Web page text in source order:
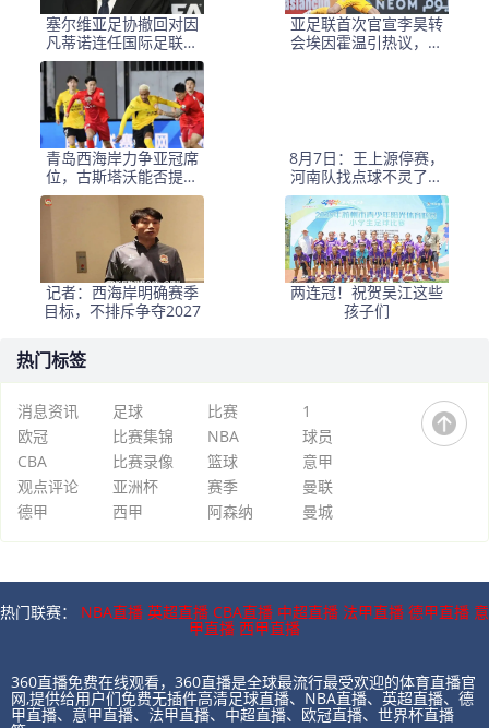
塞尔维亚足协撤回对因
凡蒂诺连任国际足联主
席的支持
亚足联首次官宣李昊转
会埃因霍温引热议，球
青岛西海岸力争亚冠席
位，古斯塔沃能否提升
表现？
8月7日：王上源停赛，
河南队找点球不灵了，
马拉尼昂不会射门，郑
智剑指亚冠名额
记者：西海岸明确赛季
目标，不排斥争夺2027
两连冠！祝贺吴江这些
孩子们
热门标签
消息资讯 足球 比赛
1
欧冠
比赛集锦 NBA
球员
CBA
比赛录像 篮球
意甲
观点评论
亚洲杯 赛季
曼联
德甲
西甲 阿森纳 曼城
热门联赛： NBA直播 英超直播 CBA直播 中超直播 法甲直播 德甲直播 意
甲直播 西甲直播
360直播免费在线观看，360直播是全球最流行最受欢迎的体育直播官
网,提供给用户们免费无插件高清足球直播、NBA直播、英超直播、德
甲直播、意甲直播、法甲直播、中超直播、欧冠直播、世界杯直播